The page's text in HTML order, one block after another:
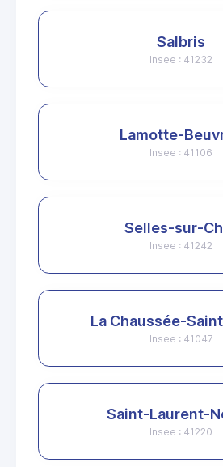
Salbris
Insee : 41232
Lamotte-
Insee : 41106
Selles-sur-
Insee : 41242
La Chaussée-
Insee : 41047
Saint-Laurent-
Insee : 41220